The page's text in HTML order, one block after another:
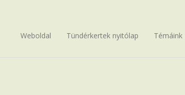
Weboldal Tündérkertek nyitólap Témáink